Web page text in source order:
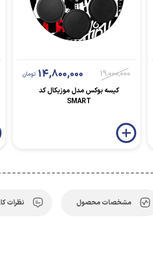
19,000,000
14,800,000 تومان
کیسه بوکس مدل موزیکال کد
SMART
مشخصات محصول نظرات